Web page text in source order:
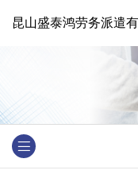
昆山盛泰鸿劳务派遣